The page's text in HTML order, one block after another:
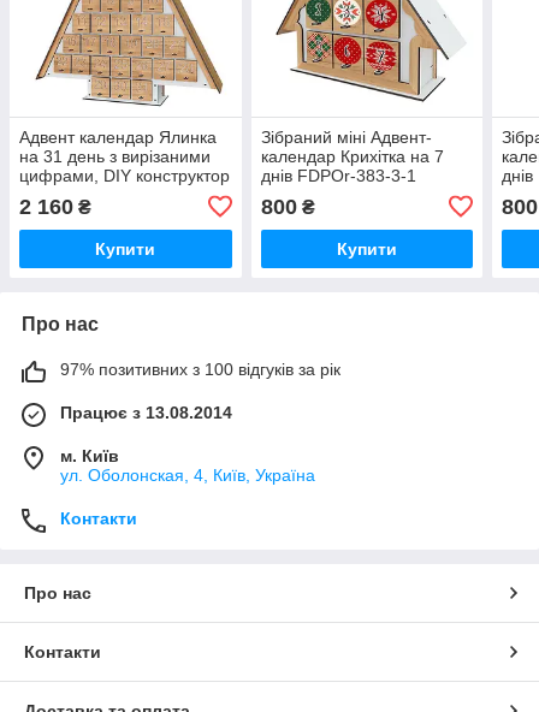
Адвент календар Ялинка
на 31 день з вирізаними
цифрами, DIY конструктор
2 160 ₴
Купити
Зібраний міні Адвент-
календар Крихітка на 7
днів FDPOr-383-3-1
800₴
Купити
800
Про нас
97% позитивних з 100 відгуків за рік
Працює з 13.08.2014
м. Київ
ул. Оболонская, 4, Київ, Україна
Контакти
Про нас
Контакти